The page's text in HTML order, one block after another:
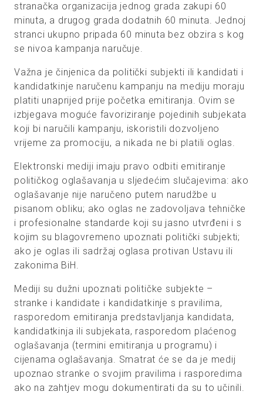
stranačka organizacija jednog grada zakupi 60
minuta, a drugog grada dodatnih 60 minuta. Jednoj
stranci ukupno pripada 60 minuta bez obzira s kog
se nivoa kampanja naručuje.
Važna je činjenica da politički subjekti ili kandidati i
kandidatkinje naručenu kampanju na mediju moraju
platiti unaprijed prije početka emitiranja. Ovim se
izbjegava moguće favoriziranje pojedinih subjekata
koji bi naručili kampanju, iskoristili dozvoljeno
vrijeme za promociju, a nikada ne bi platili oglas.
Elektronski mediji imaju pravo odbiti emitiranje
političkog oglašavanja u sljedećim slučajevima: ako
oglašavanje nije naručeno putem narudžbe u
pisanom obliku; ako oglas ne zadovoljava tehničke
i profesionalne standarde koji su jasno utvrđeni i s
kojim su blagovremeno upoznati politički subjekti;
ako je oglas ili sadržaj oglasa protivan Ustavu ili
zakonima BiH.
Mediji su dužni upoznati političke subjekte –
stranke i kandidate i kandidatkinje s pravilima,
rasporedom emitiranja predstavljanja kandidata,
kandidatkinja ili subjekata, rasporedom plaćenog
oglašavanja (termini emitiranja u programu) i
cijenama oglašavanja. Smatrat će se da je medij
upoznao stranke o svojim pravilima i rasporedima
ako na zahtjev mogu dokumentirati da su to učinili.